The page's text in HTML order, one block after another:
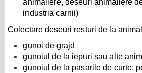
animaliere, deseuri animaliere
industria carnii)
Colectare deseuri resturi de la
gunoi de grajd
gunoiul de la iepuri sau alte
gunoiul de la pasarile de curte: